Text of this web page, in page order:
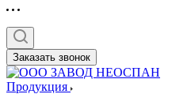
Заказать звонок
Продукция